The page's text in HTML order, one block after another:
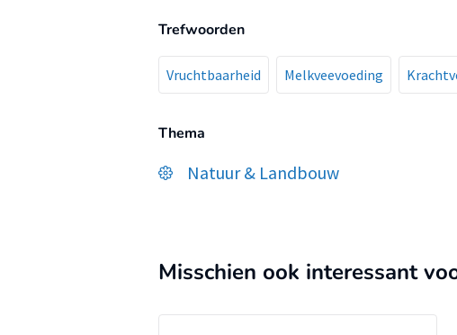
Trefwoorden
Vruchtbaarheid Melkveevoeding
Thema
Natuur & Landbouw
Misschien ook interessant